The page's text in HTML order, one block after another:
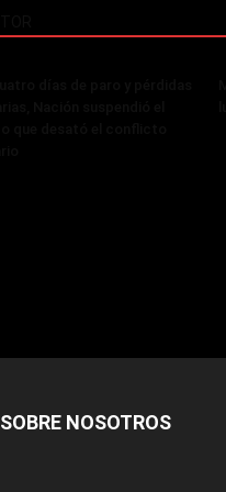
SOBRE NOSOTROS